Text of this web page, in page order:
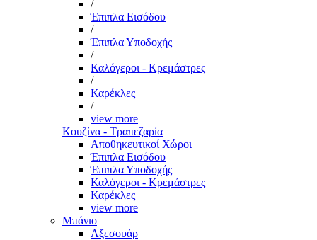
/
Έπιπλα Εισόδου
/
Έπιπλα Υποδοχής
/
Καλόγεροι - Κρεμάστρες
/
Καρέκλες
/
view more
Κουζίνα - Τραπεζαρία
Αποθηκευτικοί Χώροι
Έπιπλα Εισόδου
Έπιπλα Υποδοχής
Καλόγεροι - Κρεμάστρες
Καρέκλες
view more
Μπάνιο
Αξεσουάρ